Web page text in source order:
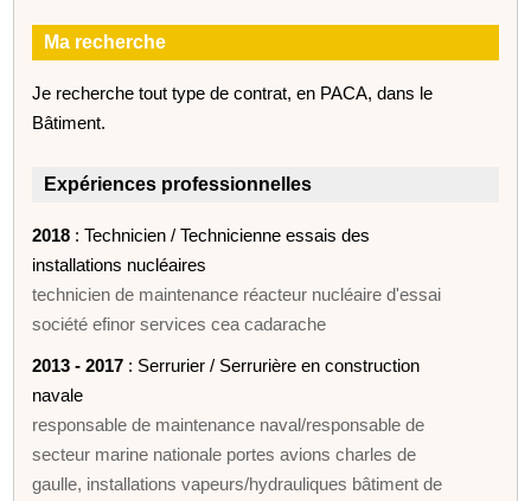
Ma recherche
Je recherche tout type de contrat, en PACA, dans le
Bâtiment.
Expériences professionnelles
2018 : Technicien / Technicienne essais des
installations nucléaires
technicien de maintenance réacteur nucléaire d'essai
société efinor services cea cadarache
2013 - 2017 : Serrurier / Serrurière en construction
navale
responsable de maintenance naval/responsable de
secteur marine nationale portes avions charles de
gaulle, installations vapeurs/hydrauliques bâtiment de